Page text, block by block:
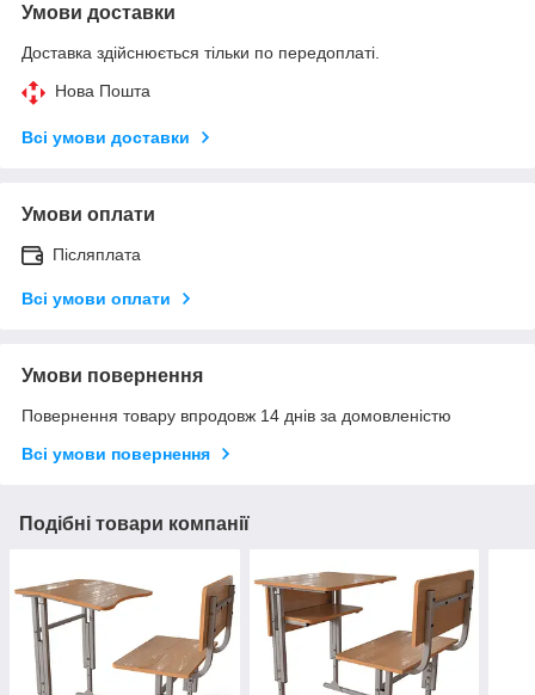
Умови доставки
Доставка здійснюється тільки по передоплаті.
Нова Пошта
Всі умови доставки
Умови оплати
Післяплата
Всі умови оплати
Умови повернення
Повернення товару впродовж 14 днів за домовленістю
Всі умови повернення
Подібні товари компанії